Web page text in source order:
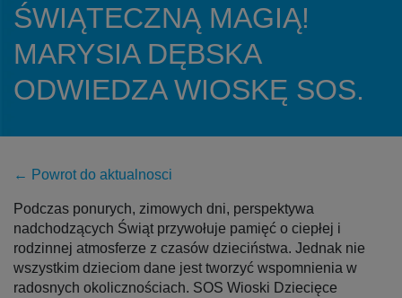
ŚWIĄTECZNĄ MAGIĄ!
MARYSIA DĘBSKA
ODWIEDZA WIOSKĘ SOS.
← Powrot do aktualnosci
Podczas ponurych, zimowych dni, perspektywa
nadchodzących Świąt przywołuje pamięć o ciepłej i
rodzinnej atmosferze z czasów dzieciństwa. Jednak nie
wszystkim dzieciom dane jest tworzyć wspomnienia w
radosnych okolicznościach. SOS Wioski Dziecięce